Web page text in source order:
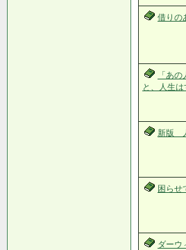
借りの
「あ
と、人生
新版
困らせ
ダーウ